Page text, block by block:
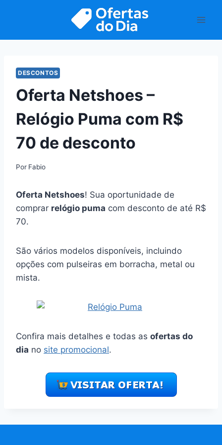
DESCONTOS
Oferta Netshoes –
Relógio Puma com R$
70 de desconto
Por Fabio
Oferta Netshoes! Sua oportunidade de
comprar relógio puma com desconto de até R$
70.
São vários modelos disponíveis, incluindo
opções com pulseiras em borracha, metal ou
mista.
Confira mais detalhes e todas as ofertas do
dia no site promocional.